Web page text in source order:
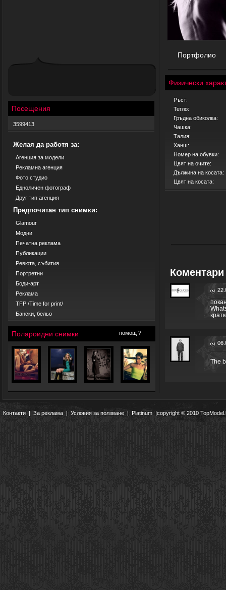
Посещения
3599413
Желая да работя за:
Агенция за модели
Рекламна агенция
Фото студио
Едноличен фотограф
Друг тип агенция
Предпочитан тип снимки:
Glamour
Модни
Печатна реклама
Публикации
Ревюта, събития
Портретни
Боди-арт
Реклама
TFP /Time for print/
Бански, бельо
Полароидни снимки помощ ?
Портфолио
Физически
Ръст:
Тегло:
Гръдна обиколка:
Чашка:
Талия:
Ханш:
Номер на обувки:
Цвят на очите:
Дължина на косата:
Цвят на косата:
Коментари
The
Контакти|За реклама | Условия за ползване | Platinum |copyright © 2010